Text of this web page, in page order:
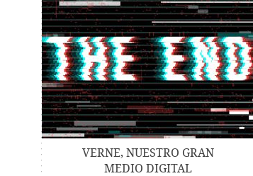
VERNE, NUESTRO GRAN
MEDIO DIGITAL